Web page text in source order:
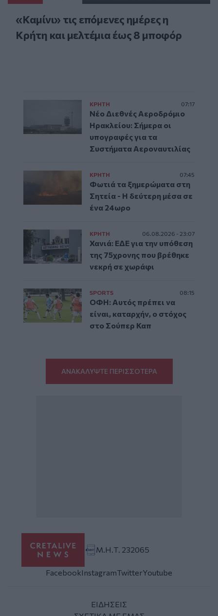
«Καμίνι» τις επόμενες ημέρες η
Κρήτη και μελτέμια έως 8 μποφόρ
ΚΡΗΤΗ 07:17
Νέο Διεθνές Αεροδρόμιο
Ηρακλείου: Σήμερα οι
υπογραφές για τα
Συστήματα Αεροναυτιλίας
ΚΡΗΤΗ 07:45
Φωτιά τα ξημερώματα στη
Σητεία - Η δεύτερη μέσα σε
ένα 24ωρο
ΚΡΗΤΗ 06.08.2026 - 23:07
Χανιά: ΕΔΕ για την υπόθεση
της 75χρονης που βρέθηκε
νεκρή σε χωράφι
SPORTS 08:15
ΟΦΗ: Αυτός πρέπει να
είναι, καταρχήν, ο στόχος
στο Σούπερ Καπ
ΑΝΑΚΑΛΥΨΤΕ ΠΕΡΙΣΣΟΤΕΡΑ
Μ.Η.Τ. 232065
FacebookInstagramTwitterYoutube
ΕΙΔΗΣΕΙΣ